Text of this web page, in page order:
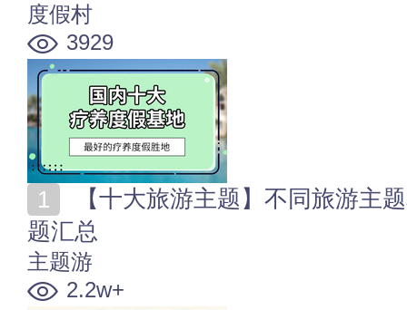
度假村
3929
题汇总
主题游
2.2w+